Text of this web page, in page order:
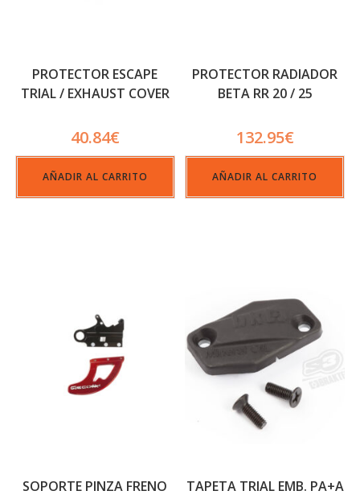
PROTECTOR ESCAPE
TRIAL / EXHAUST COVER
40.84€
AÑADIR AL CARRITO
PROTECTOR RADIADOR
BETA RR 20 / 25
132.95€
AÑADIR AL CARRITO
SOPORTE PINZA FRENO
TAPETA TRIAL EMB. PA+A